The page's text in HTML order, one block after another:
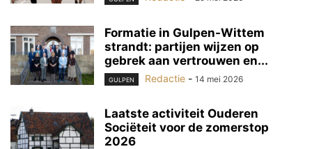
Formatie in Gulpen-Wittem
strandt: partijen wijzen op
gebrek aan vertrouwen en...
GULPEN Redactie - 14 mei 2026
Laatste activiteit Ouderen
Sociëteit voor de zomerstop
2026